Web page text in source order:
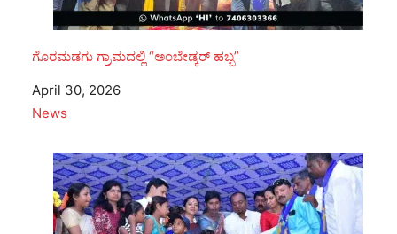
ಗೊರಮಡಗು ಗ್ರಾಮದಲ್ಲಿ “ಅಂಬೇಡ್ಕರ್ ಹಬ್ಬ”
Date
April 30, 2026
In relation to
News